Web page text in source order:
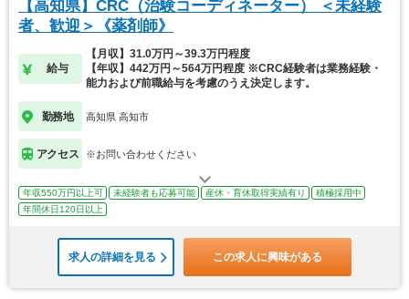
【高知県】CRC（治験コーディネーター） ＜未経験
者、歓迎＞《薬剤師》
給与
【月収】31.0万円～39.3万円程度
【年収】442万円～564万円程度 ※CRC経験者は業務経験・
能力および前職給与を考慮のうえ決定します。
勤務地 高知県 高知市
アクセス ※お問い合わせください
年収550万円以上可 未経験者も応募可能 産休・育休取得実績有り
積極採用中
年間休日120日以上
求人の詳細を見る この求人に興味がある